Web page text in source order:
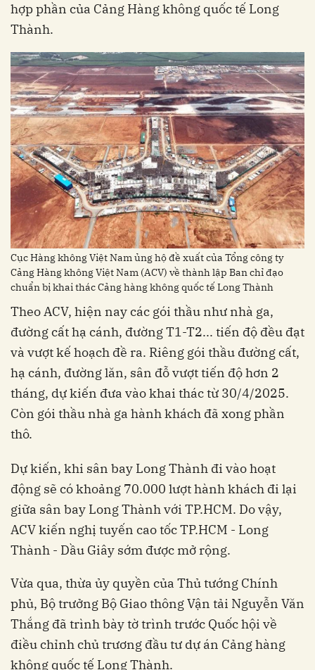
hợp phần của Cảng Hàng không quốc tế Long
Thành.
Cục Hàng không Việt Nam ủng hộ đề xuất của Tổng công ty
Cảng Hàng không Việt Nam (ACV) về thành lập Ban chỉ đạo
chuẩn bị khai thác Cảng hàng không quốc tế Long Thành
Theo ACV, hiện nay các gói thầu như nhà ga,
đường cất hạ cánh, đường T1-T2... tiến độ đều đạt
và vượt kế hoạch đề ra. Riêng gói thầu đường cất,
hạ cánh, đường lăn, sân đỗ vượt tiến độ hơn 2
tháng, dự kiến đưa vào khai thác từ 30/4/2025.
Còn gói thầu nhà ga hành khách đã xong phần
thô.
Dự kiến, khi sân bay Long Thành đi vào hoạt
động sẽ có khoảng 70.000 lượt hành khách đi lại
giữa sân bay Long Thành với TP.HCM. Do vậy,
ACV kiến nghị tuyến cao tốc TP.HCM - Long
Thành - Dầu Giây sớm được mở rộng.
Vừa qua, thừa ủy quyền của Thủ tướng Chính
phủ, Bộ trưởng Bộ Giao thông Vận tải Nguyễn Văn
Thắng đã trình bày tờ trình trước Quốc hội về
điều chỉnh chủ trương đầu tư dự án Cảng hàng
không quốc tế Long Thành.